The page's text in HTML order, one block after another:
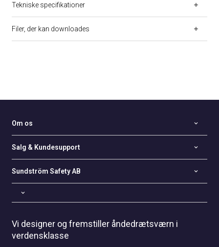
Tekniske specifikationer
Filer, der kan downloades
Om os
Salg & Kundesupport
Sundström Safety AB
Vi designer og fremstiller åndedrætsværn i
verdensklasse